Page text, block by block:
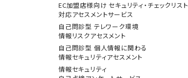
EC加盟店様向け セキュリティ・チェックリスト
対応アセスメントサービス
自己問診型 テレワーク環境
情報リスクアセスメント
自己問診型 個人情報に関わる
情報セキュリティアセスメント
情報セキュリティ